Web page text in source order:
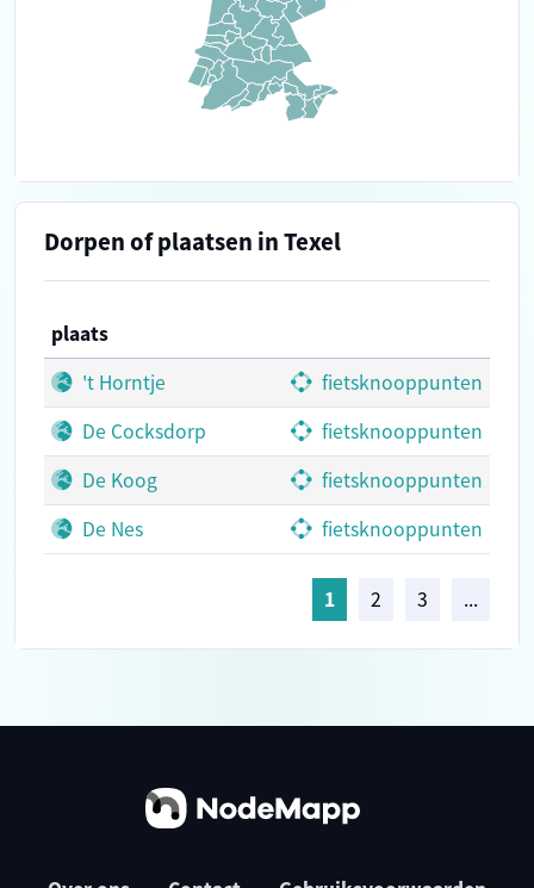
Dorpen of plaatsen in Texel
plaats
't Horntje
fietsknooppunten
De Cocksdorp
fietsknooppunten
De Koog
fietsknooppunten
De Nes
fietsknooppunten
1 2 3 ...